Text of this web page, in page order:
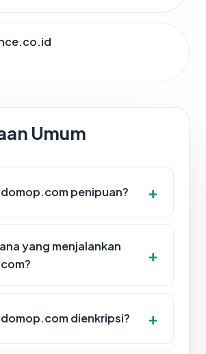
Umum
penipuan?
yang menjalankan
dienkripsi?